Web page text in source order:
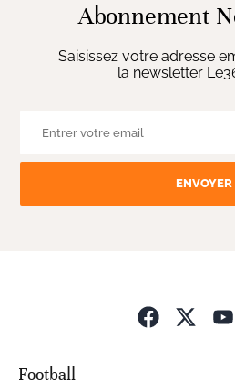
Abonnement
Saisissez votre adresse
la newsletter
ENVOYER
Football